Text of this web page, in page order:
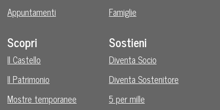
Appuntamenti
Famiglie
Scopri
Il Castello
Il Patrimonio
Mostre temporanee
Sostieni
Diventa Socio
Diventa Sostenitore
5 per mille